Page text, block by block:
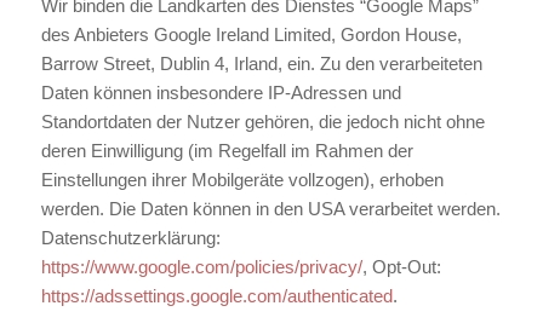
Wir binden die Landkarten des Dienstes “Google Maps”
des Anbieters Google Ireland Limited, Gordon House,
Barrow Street, Dublin 4, Irland, ein. Zu den verarbeiteten
Daten können insbesondere IP-Adressen und
Standortdaten der Nutzer gehören, die jedoch nicht ohne
deren Einwilligung (im Regelfall im Rahmen der
Einstellungen ihrer Mobilgeräte vollzogen), erhoben
werden. Die Daten können in den USA verarbeitet werden.
Datenschutzerklärung:
https://www.google.com/policies/privacy/, Opt-Out:
https://adssettings.google.com/authenticated.